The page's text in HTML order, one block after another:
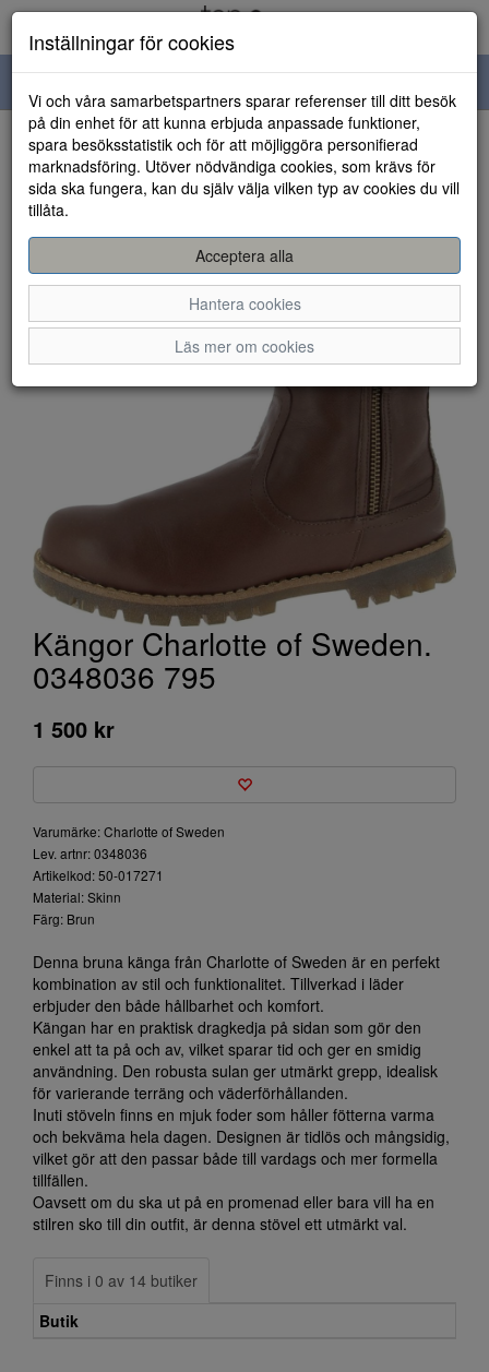
navigation
HEM
Kängor Charlotte of Sweden.
0348036 795
1 500 kr
Varumärke: Charlotte of Sweden
Lev. artnr: 0348036
Artikelkod: 50-017271
Material: Skinn
Färg: Brun
Denna bruna känga från Charlotte of Sweden är en perfekt
kombination av stil och funktionalitet. Tillverkad i läder
erbjuder den både hållbarhet och komfort.
Kängan har en praktisk dragkedja på sidan som gör den
enkel att ta på och av, vilket sparar tid och ger en smidig
användning. Den robusta sulan ger utmärkt grepp, idealisk
för varierande terräng och väderförhållanden.
Inuti stöveln finns en mjuk foder som håller fötterna varma
och bekväma hela dagen. Designen är tidlös och mångsidig,
vilket gör att den passar både till vardags och mer formella
tillfällen.
Oavsett om du ska ut på en promenad eller bara vill ha en
stilren sko till din outfit, är denna stövel ett utmärkt val.
Finns i 0 av 14 butiker
Butik
Inställningar för cookies
Vi och våra samarbetspartners sparar referenser till ditt besök
på din enhet för att kunna erbjuda anpassade funktioner,
spara besöksstatistik och för att möjliggöra personifierad
marknadsföring. Utöver nödvändiga cookies, som krävs för
sida ska fungera, kan du själv välja vilken typ av cookies du vill
tillåta.
Acceptera alla
Hantera cookies
Läs mer om cookies